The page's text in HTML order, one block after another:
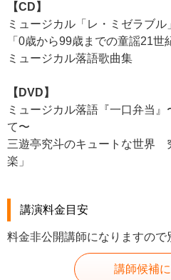
【CD】
ミュージカル「レ・ミゼラブ
「0歳から99歳までの童謡21世
ミュージカル落語歌曲集
【DVD】
ミュージカル落語『一口弁当
て〜
三遊亭究斗のキュートな世界
楽」
講演料金目安
料金非公開講師になりますので
講師候補